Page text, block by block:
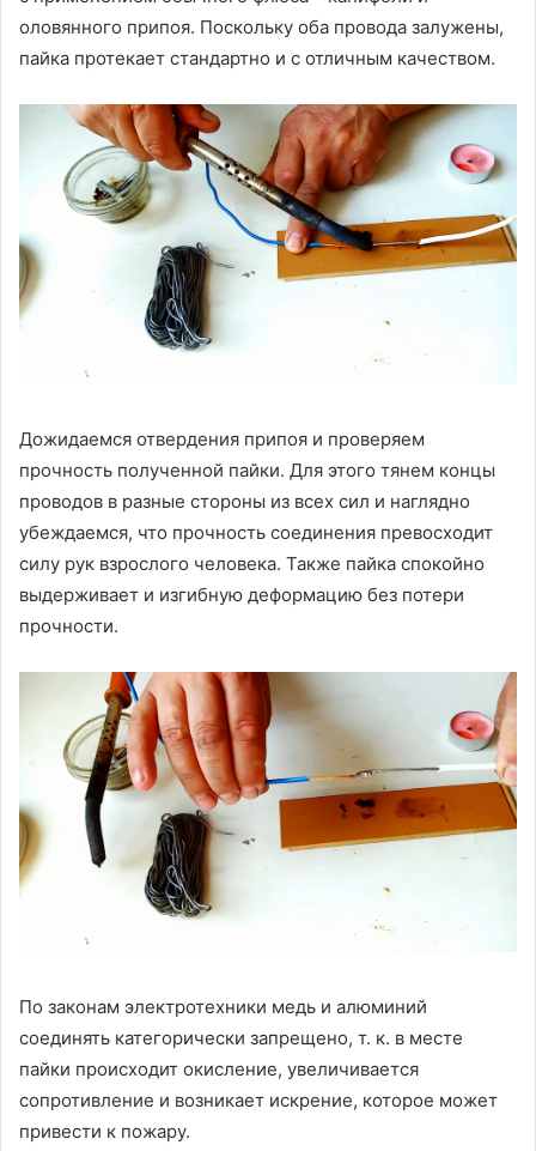
оловянного припоя. Поскольку оба провода залужены,
пайка протекает стандартно и с отличным качеством.
Дожидаемся отвердения припоя и проверяем
прочность полученной пайки. Для этого тянем концы
проводов в разные стороны из всех сил и наглядно
убеждаемся, что прочность соединения превосходит
силу рук взрослого человека. Также пайка спокойно
выдерживает и изгибную деформацию без потери
прочности.
По законам электротехники медь и алюминий
соединять категорически запрещено, т. к. в месте
пайки происходит окисление, увеличивается
сопротивление и возникает искрение, которое может
привести к пожару.